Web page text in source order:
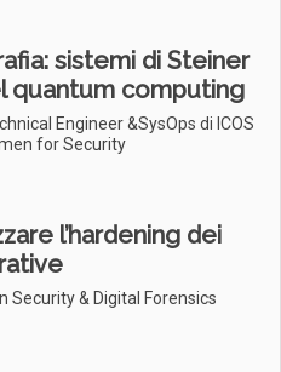
sistemi di Steiner
quantum computing
Engineer &SysOps di ICOS
for Security
l’hardening dei
Security & Digital Forensics